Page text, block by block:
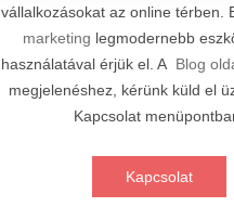
javítási és karbantartási
Szakértő technikusaink
szervízt nyújtanak minden
márkához és
Szervizközpont
📊 2. Online
Ügynökség
Átfogó online
szolgáltatások, beleértve a
közösségi média kezelést és
hirdetéseket. Növekedés
Elektromos Roller
vállalkozásokat az online térben.
marketing legmodernebb
használatával érjük el. A Blog
megjelenéshez, kérünk küld el
Kapcsolat
Kapcsolat